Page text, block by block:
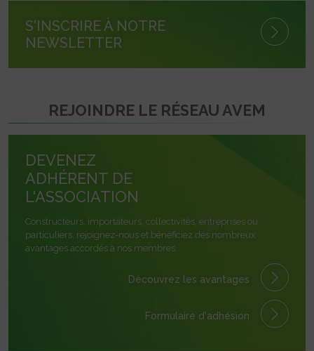
S'INSCRIRE À NOTRE
NEWSLETTER
REJOINDRE LE RÉSEAU AVEM
DEVENEZ
ADHÉRENT DE
L'ASSOCIATION
Constructeurs, importateurs, collectivités, entreprises ou
particuliers, rejoignez-nous et bénéficiez des nombreux
avantages accordés à nos membres.
Découvrez les avantages
Formulaire d'adhésion